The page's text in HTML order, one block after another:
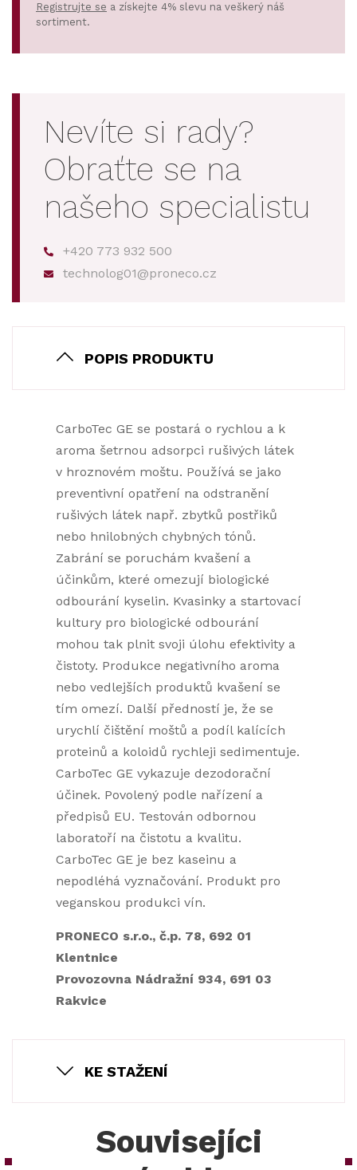
Registrujte se a získejte 4% slevu na veškerý náš
sortiment.
Nevíte si rady?
Obraťte se na
našeho specialistu
+420 773 932 500
technolog01@proneco.cz
POPIS PRODUKTU
CarboTec GE se postará o rychlou a k
aroma šetrnou adsorpci rušivých látek
v hroznovém moštu. Používá se jako
preventivní opatření na odstranění
rušivých látek např. zbytků postřiků
nebo hnilobných chybných tónů.
Zabrání se poruchám kvašení a
účinkům, které omezují biologické
odbourání kyselin. Kvasinky a startovací
kultury pro biologické odbourání
mohou tak plnit svoji úlohu efektivity a
čistoty. Produkce negativního aroma
nebo vedlejších produktů kvašení se
tím omezí. Další předností je, že se
urychlí čištění moštů a podíl kalících
proteinů a koloidů rychleji sedimentuje.
CarboTec GE vykazuje dezodorační
účinek. Povolený podle nařízení a
předpisů EU. Testován odbornou
laboratoří na čistotu a kvalitu.
CarboTec GE je bez kaseinu a
nepodléhá vyznačování. Produkt pro
veganskou produkci vín.
PRONECO s.r.o., č.p. 78, 692 01
Klentnice
Provozovna Nádražní 934, 691 03
Rakvice
KE STAŽENÍ
Souvisejíci